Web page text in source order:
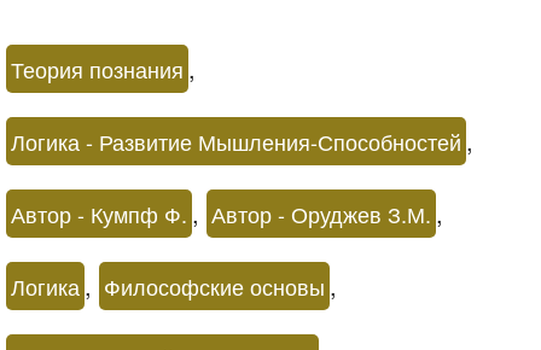
Теория познания ,
Логика - Развитие Мышления-Способностей ,
Автор - Кумпф Ф. , Автор - Оруджев З.М. ,
Логика, Философские основы ,